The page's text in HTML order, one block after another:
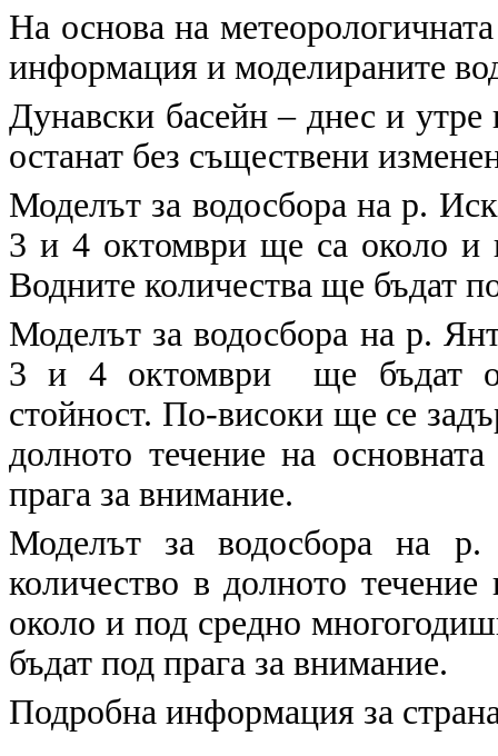
На основа на
информация и моделираните
Дунавски басейн – днес и
останат без съществени
Моделът за водосбора на р.
3 и 4 октомври ще са около и
Водните количества ще бъдат
Моделът за водосбора на р.
3 и 4 октомври ще бъдат
стойност. По-високи ще се
долното течение на
прага за внимание.
Моделът за водосбора на р.
количество в долното
около и под средно
бъдат под прага за внимание.
Подробна информация за